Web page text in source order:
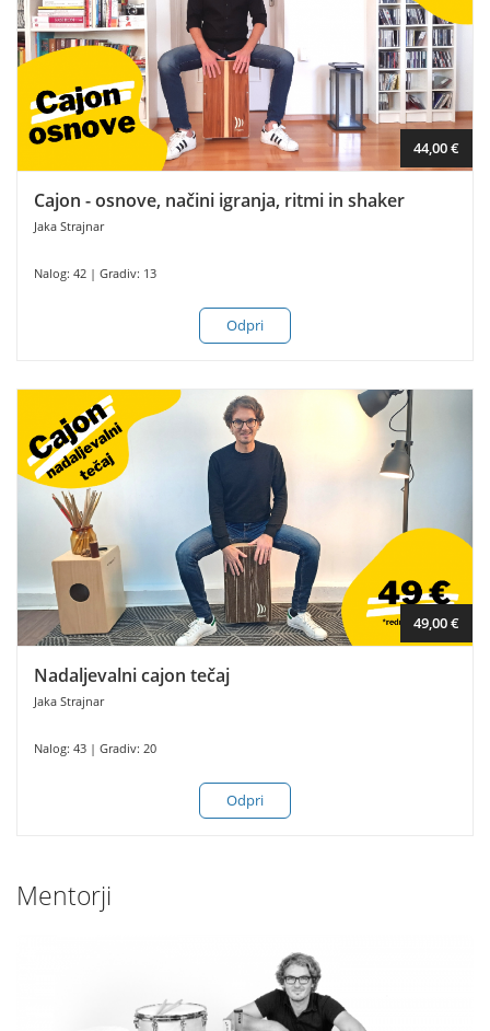
44,00 €
Cajon - osnove, načini igranja, ritmi in shaker
Jaka Strajnar
Nalog: 42 | Gradiv: 13
Odpri
49,00 €
Nadaljevalni cajon tečaj
Jaka Strajnar
Nalog: 43 | Gradiv: 20
Odpri
Mentorji